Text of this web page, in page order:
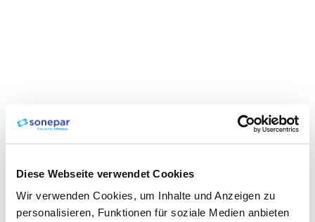
Diese Webseite verwendet Cookies
Wir verwenden Cookies, um Inhalte und Anzeigen zu
personalisieren, Funktionen für soziale Medien anbieten